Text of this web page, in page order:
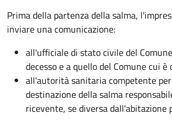
Prima della partenza della salma,
inviare una comunicazione:
all'ufficiale di stato civile del
decesso e a quello del Comune cui
all'autorità sanitaria competente
destinazione della salma
ricevente, se diversa dall'abitazione